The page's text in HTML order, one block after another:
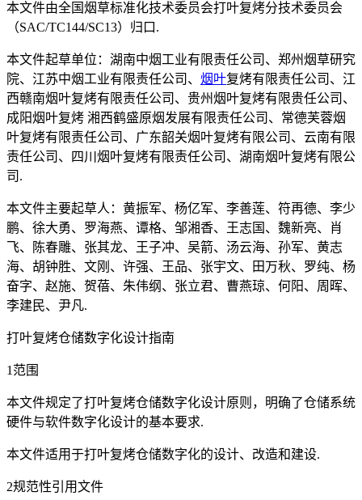
本文件由全国烟草标准化技术委员会打叶复烤分技术委员会
（SAC/TC144/SC13）归口.
本文件起草单位：湖南中烟工业有限责任公司、郑州烟草研究
院、江苏中烟工业有限责任公司、 烟叶复烤有限责任公司、江
西赣南烟叶复烤有限责任公司、贵州烟叶复烤有限贵任公司、
成阳烟叶复烤 湘西鹤盛原烟发展有限责任公司、常德芙蓉烟
叶复烤有限责任公司、广东韶关烟叶复烤有限公司、云南有限
责任公司、四川烟叶复烤有限责任公司、湖南烟叶复烤有限公
司.
本文件主要起草人：黄振军、杨亿军、李善莲、符再德、李少
鹏、徐大勇、罗海燕、谭格、邹湘香、王志国、魏新亮、肖
飞、陈春雕、张其龙、王子冲、吴箭、汤云海、孙军、黄志
海、胡钟胜、文刚、许强、王品、张宇文、田万秋、罗纯、杨
奋字、赵施、贺蓓、朱伟纲、张立君、曹燕琼、何阳、周晖、
李建民、尹凡.
打叶复烤仓储数字化设计指南
1范围
本文件规定了打叶复烤仓储数字化设计原则，明确了仓储系统
硬件与软件数字化设计的基本要求.
本文件适用于打叶复烤仓储数字化的设计、改造和建设.
2规范性引用文件